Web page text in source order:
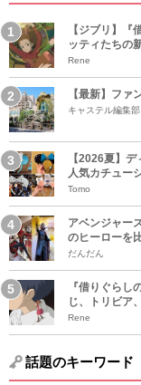
【ジブリ】
ッティたちの
Rene
【最新】フ
キャステル編集部
【2026夏】
人気カチュー
Tomo
アベンジャー
のヒーローを
だんだん
『借りぐら
じ、トリビア
Rene
話題のキーワード